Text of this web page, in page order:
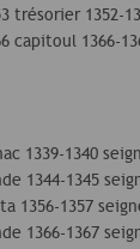
trésorier 1352-
capitoul 1366-
1339-1340
1344-1345
1356-1357
1366-1367